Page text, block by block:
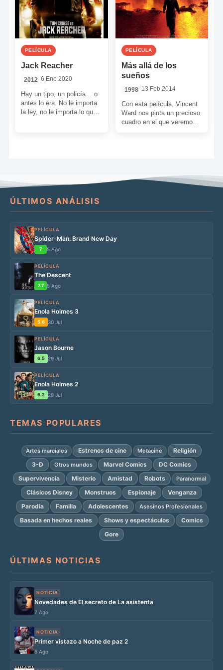
PELÍCULA
Jack Reacher
2012 6 Ene 2020
Hay un tipo, un policía… o
antes lo era. No le importa
la ley, no le importa lo que
PELÍCULA
Más allá de los
sueños
1998 13 Feb 2014
Con esta película, Vincent
Ward nos pinta un precioso
cuadro en el que veremos
ÚLTIMOS ANÁLISIS
PELÍCULA
Spider-Man: Brand New Day
7 5 Ago
PELÍCULA
The Descent
7.7 5 Ago
PELÍCULA
Enola Holmes 3
5.6 30 Jul
PELÍCULA
Jason Bourne
6.5 29 Jul
PELÍCULA
Enola Holmes 2
6.2 29 Jul
TEMAS POPULARES
Artes marciales Estrenos de cine Metacine
Religión
3-D
Otros mundos Marvel Comics
DC Comics
Supervivencia
Misterio Amistad Robots Paranormal
Clásicos Disney Monstruos Espionaje
Venganza
Parodia
Familia Adolescentes Asesinos Profesionales
Basada en hechos reales Shows y espectáculos
Comics
Gore
ÚLTIMAS NOTICIAS
NOTICIA
Novedades de El secreto de La asistenta
7 Ago
NOTICIA
Primer vistazo a Noche de paz 2
6 Ago